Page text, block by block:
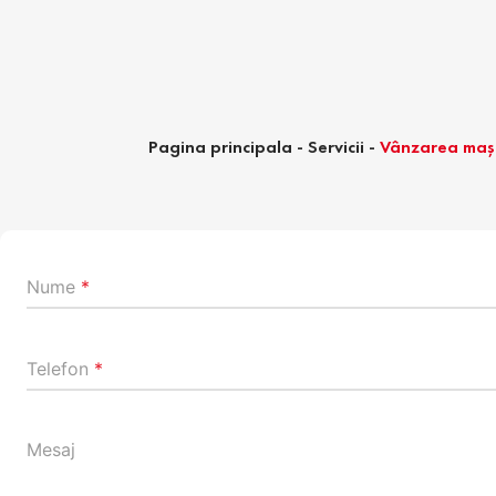
Pagina principala -Servicii -Vânzarea
Nume *
Telefon *
Mesaj